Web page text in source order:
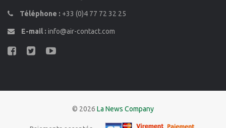
Téléphone : +33 (0)4 77 72 32 25
E-mail : info@air-contact.com
© 2026 La News Company